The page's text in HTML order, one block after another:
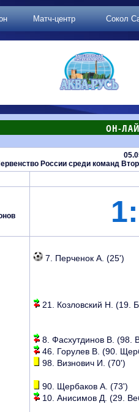
Матч-центр Сокол
ОН-
России среди команд
7. Перченок А. (25')
21. Козловский Н. (19.
8. Фасхутдинов В. (98.
46. Горулев В. (90.
98. Визнович И. (70')
90. Щербаков А. (73')
10. Анисимов Д. (29.